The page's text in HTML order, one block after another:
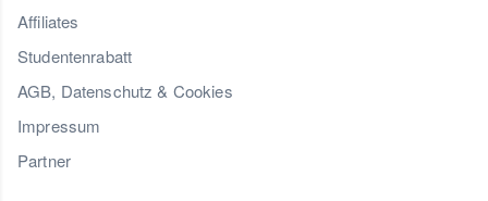
Affiliates
Studentenrabatt
AGB, Datenschutz & Cookies
Impressum
Partner